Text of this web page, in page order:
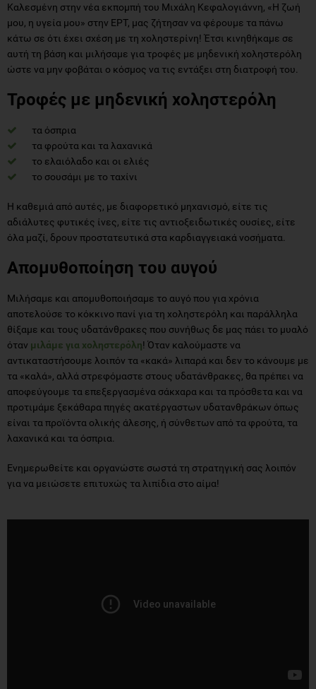
Καλεσμένη στην νέα εκπομπή του Μιχάλη Κεφαλογιάννη, «Η ζωή
μου, η υγεία μου» στην ΕΡΤ, μας ζήτησαν να φέρουμε τα πάνω
κάτω σε ότι έχει σχέση με τη χοληστερίνη! Έτσι κινηθήκαμε σε
αυτή τη βάση και μιλήσαμε για τροφές με μηδενική χοληστερόλη
ώστε να μην φοβάται ο κόσμος να τις εντάξει στη διατροφή του.
Τροφές με μηδενική χοληστερόλη
τα όσπρια
τα φρούτα και τα λαχανικά
το ελαιόλαδο και οι ελιές
το σουσάμι με το ταχίνι
Η καθεμιά από αυτές, με διαφορετικό μηχανισμό, είτε τις
αδιάλυτες φυτικές ίνες, είτε τις αντιοξειδωτικές ουσίες, είτε
όλα μαζί, δρουν προστατευτικά στα καρδιαγγειακά νοσήματα.
Απομυθοποίηση του αυγού
Μιλήσαμε και απομυθοποιήσαμε το αυγό που για χρόνια
αποτελούσε το κόκκινο πανί για τη χοληστερόλη και παράλληλα
θίξαμε και τους υδατάνθρακες που συνήθως δε μας πάει το μυαλό
όταν μιλάμε για χοληστερόλη! Όταν καλούμαστε να
αντικαταστήσουμε λοιπόν τα «κακά» λιπαρά και δεν το κάνουμε με
τα «καλά», αλλά στρεφόμαστε στους υδατάνθρακες, θα πρέπει να
αποφεύγουμε τα επεξεργασμένα σάκχαρα και τα πρόσθετα και να
προτιμάμε ξεκάθαρα πηγές ακατέργαστων υδατανθράκων όπως
είναι τα προϊόντα ολικής άλεσης, ή σύνθετων από τα φρούτα, τα
λαχανικά και τα όσπρια.
Ενημερωθείτε και οργανώστε σωστά τη στρατηγική σας λοιπόν
για να μειώσετε επιτυχώς τα λιπίδια στο αίμα!